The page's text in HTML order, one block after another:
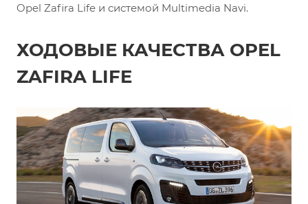
Opel Zafira Life и системой Multimedia Navi.
ХОДОВЫЕ КАЧЕСТВА OPEL
ZAFIRA LIFE